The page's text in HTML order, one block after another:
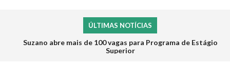
ÚLTIMAS NOTÍCIAS
Suzano abre mais de 100 vagas para Programa de Estágio
Superior